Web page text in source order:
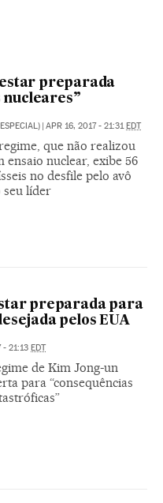
preparada
| APR 16, 2017 - 21:31EDT
que não realizou
ensaio nuclear, exibe 56
no desfile pelo avô
seu líder
preparada para
pelos EUA
- 21:13 EDT
de Kim Jong-un
para “consequências